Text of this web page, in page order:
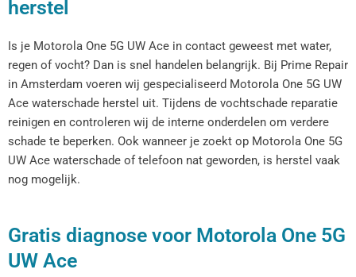
herstel
Is je Motorola One 5G UW Ace in contact geweest met water,
regen of vocht? Dan is snel handelen belangrijk. Bij Prime Repair
in Amsterdam voeren wij gespecialiseerd Motorola One 5G UW
Ace waterschade herstel uit. Tijdens de vochtschade reparatie
reinigen en controleren wij de interne onderdelen om verdere
schade te beperken. Ook wanneer je zoekt op Motorola One 5G
UW Ace waterschade of telefoon nat geworden, is herstel vaak
nog mogelijk.
Gratis diagnose voor Motorola One 5G
UW Ace